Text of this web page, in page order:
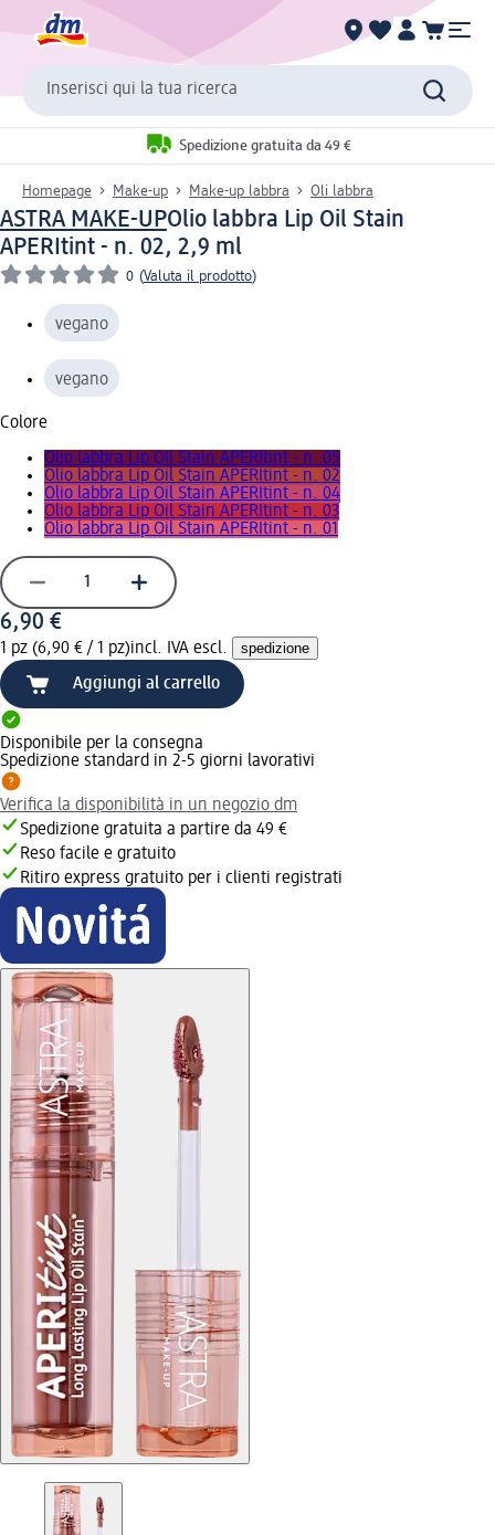
Inserisci qui la tua ricerca
Spedizione gratuita da 49 €
Homepage Make-up Make-up labbra Oli labbra
ASTRA MAKE-UPOlio labbra Lip Oil Stain
APERItint - n. 02, 2,9 ml
0 (Valuta il prodotto)
vegano
vegano
Colore
Olio labbra Lip Oil Stain APERItint - n. 05
Olio labbra Lip Oil Stain APERItint - n. 02
Olio labbra Lip Oil Stain APERItint - n. 04
Olio labbra Lip Oil Stain APERItint - n. 03
Olio labbra Lip Oil Stain APERItint - n. 01
6,90 €
1 pz (6,90 € / 1 pz)incl. IVA escl. spedizione
Aggiungi al carrello
Disponibile per la consegna
Spedizione standard in 2-5 giorni lavorativi
Verifica la disponibilità in un negozio dm
Spedizione gratuita a partire da 49 €
Reso facile e gratuito
Ritiro express gratuito per i clienti registrati